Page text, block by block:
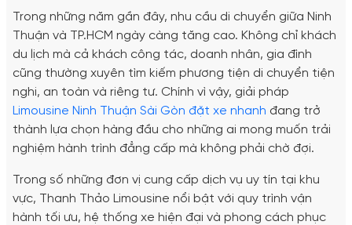
Trong những năm gần đây, nhu cầu di chuyển giữa Ninh
Thuận và TP.HCM ngày càng tăng cao. Không chỉ khách
du lịch mà cả khách công tác, doanh nhân, gia đình
cũng thường xuyên tìm kiếm phương tiện di chuyển tiện
nghi, an toàn và riêng tư. Chính vì vậy, giải pháp
Limousine Ninh Thuận Sài Gòn đặt xe nhanh đang trở
thành lựa chọn hàng đầu cho những ai mong muốn trải
nghiệm hành trình đẳng cấp mà không phải chờ đợi.
Trong số những đơn vị cung cấp dịch vụ uy tín tại khu
vực, Thanh Thảo Limousine nổi bật với quy trình vận
hành tối ưu, hệ thống xe hiện đại và phong cách phục